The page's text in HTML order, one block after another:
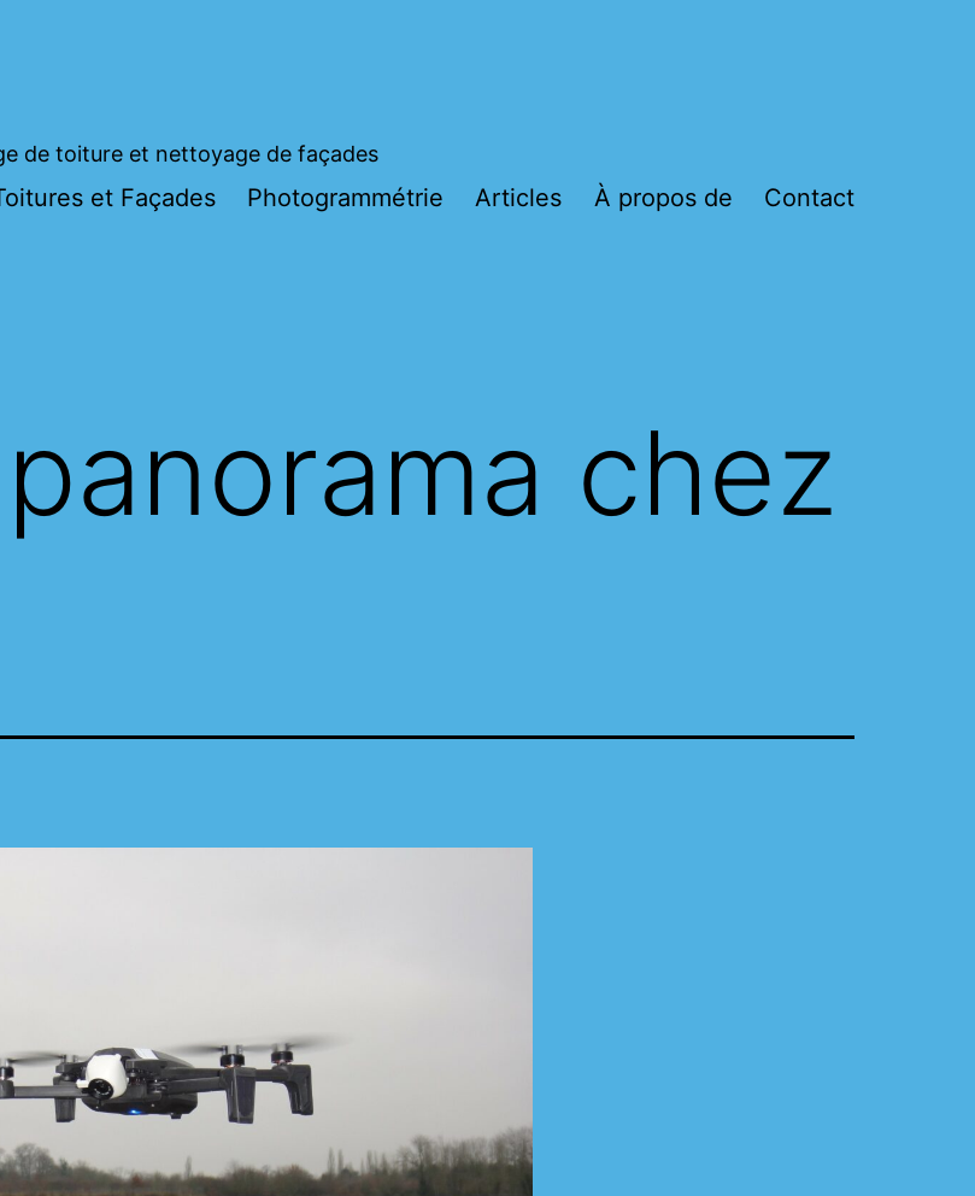
de toiture et nettoyage de façades
et Façades Photogrammétrie Articles À propos de Contact
chez